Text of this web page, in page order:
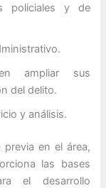
policiales y de
en ampliar sus
del delito.
y análisis.
en el área,
las bases
el desarrollo